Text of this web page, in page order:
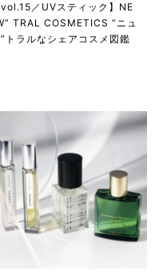
vol.15／UVスティック】NE
TRAL COSMETICS “ニュ
トラルなシェアコスメ図鑑